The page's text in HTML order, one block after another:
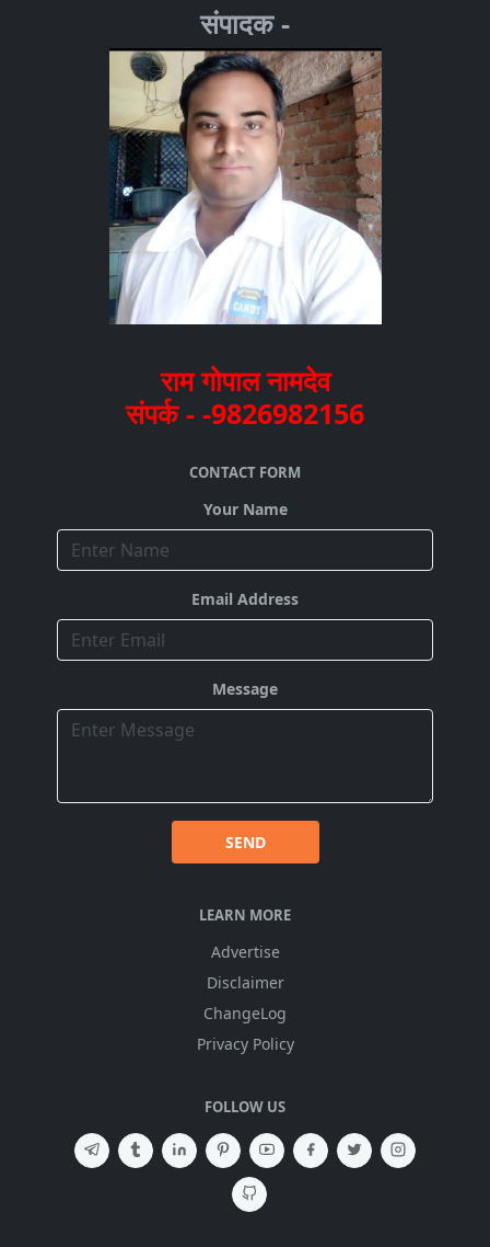
संपादक -
राम गोपाल नामदेव
संपर्क - -9826982156
CONTACT FORM
Your Name
Email Address
Message
SEND
LEARN MORE
Advertise
Disclaimer
ChangeLog
Privacy Policy
FOLLOW US